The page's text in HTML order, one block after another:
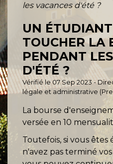
les vacances d'été ?
UN
TOUCHER LA
PENDANT
D'ÉTÉ ?
Vérifié le 07 Sep 2023 -
légale et administrative
La bourse
versée en 10
Toutefois, si vous
n'avez pas terminé